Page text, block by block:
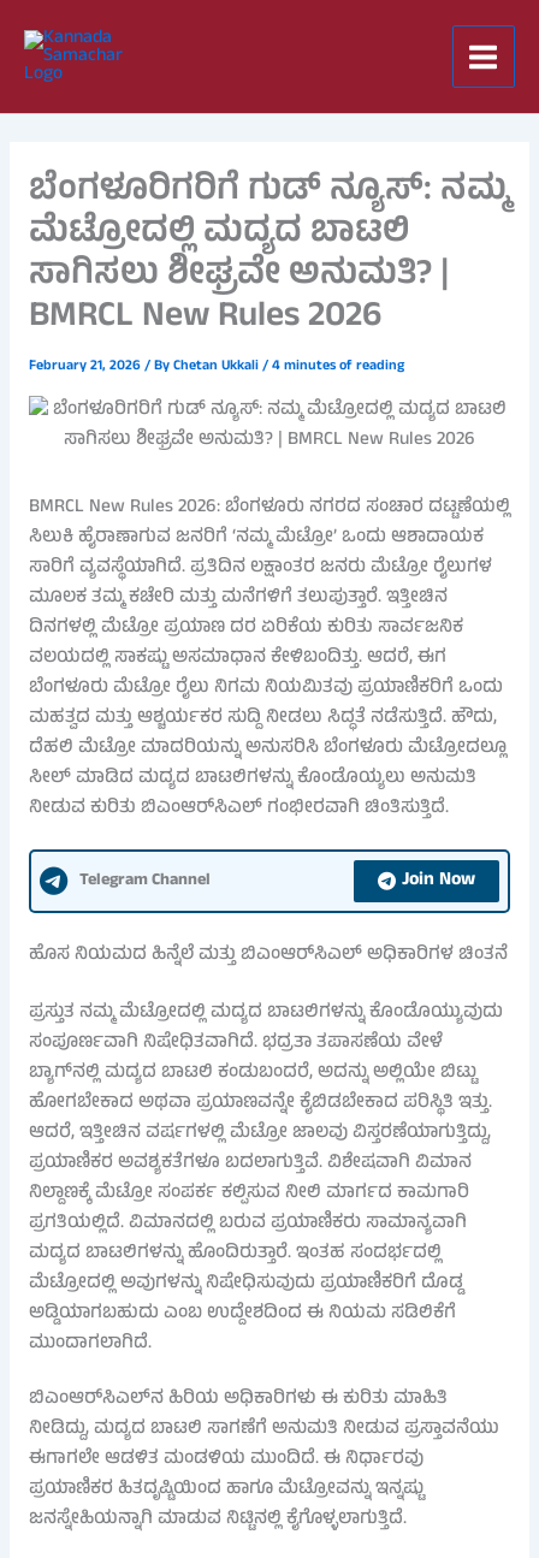
content
ಬೆಂಗಳೂರಿಗರಿಗೆ ಗುಡ್ ನ್ಯೂಸ್: ನಮ್ಮ
ಮೆಟ್ರೋದಲ್ಲಿ ಮದ್ಯದ ಬಾಟಲಿ
ಸಾಗಿಸಲು ಶೀಘ್ರವೇ ಅನುಮತಿ? |
BMRCL New Rules 2026
February 21, 2026/ ByChetan Ukkali/4 minutes of reading
BMRCL New Rules 2026: ಬೆಂಗಳೂರು ನಗರದ ಸಂಚಾರ ದಟ್ಟಣೆಯಲ್ಲಿ
ಸಿಲುಕಿ ಹೈರಾಣಾಗುವ ಜನರಿಗೆ ‘ನಮ್ಮ ಮೆಟ್ರೋ’ ಒಂದು ಆಶಾದಾಯಕ
ಸಾರಿಗೆ ವ್ಯವಸ್ಥೆಯಾಗಿದೆ. ಪ್ರತಿದಿನ ಲಕ್ಷಾಂತರ ಜನರು ಮೆಟ್ರೋ ರೈಲುಗಳ
ಮೂಲಕ ತಮ್ಮ ಕಚೇರಿ ಮತ್ತು ಮನೆಗಳಿಗೆ ತಲುಪುತ್ತಾರೆ. ಇತ್ತೀಚಿನ
ದಿನಗಳಲ್ಲಿ ಮೆಟ್ರೋ ಪ್ರಯಾಣ ದರ ಏರಿಕೆಯ ಕುರಿತು ಸಾರ್ವಜನಿಕ
ವಲಯದಲ್ಲಿ ಸಾಕಷ್ಟು ಅಸಮಾಧಾನ ಕೇಳಿಬಂದಿತ್ತು. ಆದರೆ, ಈಗ
ಬೆಂಗಳೂರು ಮೆಟ್ರೋ ರೈಲು ನಿಗಮ ನಿಯಮಿತವು ಪ್ರಯಾಣಿಕರಿಗೆ ಒಂದು
ಮಹತ್ವದ ಮತ್ತು ಆಶ್ಚರ್ಯಕರ ಸುದ್ದಿ ನೀಡಲು ಸಿದ್ಧತೆ ನಡೆಸುತ್ತಿದೆ. ಹೌದು,
ದೆಹಲಿ ಮೆಟ್ರೋ ಮಾದರಿಯನ್ನು ಅನುಸರಿಸಿ ಬೆಂಗಳೂರು ಮೆಟ್ರೋದಲ್ಲೂ
ಸೀಲ್ ಮಾಡಿದ ಮದ್ಯದ ಬಾಟಲಿಗಳನ್ನು ಕೊಂಡೊಯ್ಯಲು ಅನುಮತಿ
ನೀಡುವ ಕುರಿತು ಬಿಎಂಆರ್‌ಸಿಎಲ್ ಗಂಭೀರವಾಗಿ ಚಿಂತಿಸುತ್ತಿದೆ.
Telegram Channel Join Now
ಹೊಸ ನಿಯಮದ ಹಿನ್ನೆಲೆ ಮತ್ತು ಬಿಎಂಆರ್‌ಸಿಎಲ್ ಅಧಿಕಾರಿಗಳ ಚಿಂತನೆ
ಪ್ರಸ್ತುತ ನಮ್ಮ ಮೆಟ್ರೋದಲ್ಲಿ ಮದ್ಯದ ಬಾಟಲಿಗಳನ್ನು ಕೊಂಡೊಯ್ಯುವುದು
ಸಂಪೂರ್ಣವಾಗಿ ನಿಷೇಧಿತವಾಗಿದೆ. ಭದ್ರತಾ ತಪಾಸಣೆಯ ವೇಳೆ
ಬ್ಯಾಗ್‌ನಲ್ಲಿ ಮದ್ಯದ ಬಾಟಲಿ ಕಂಡುಬಂದರೆ, ಅದನ್ನು ಅಲ್ಲಿಯೇ ಬಿಟ್ಟು
ಹೋಗಬೇಕಾದ ಅಥವಾ ಪ್ರಯಾಣವನ್ನೇ ಕೈಬಿಡಬೇಕಾದ ಪರಿಸ್ಥಿತಿ ಇತ್ತು.
ಆದರೆ, ಇತ್ತೀಚಿನ ವರ್ಷಗಳಲ್ಲಿ ಮೆಟ್ರೋ ಜಾಲವು ವಿಸ್ತರಣೆಯಾಗುತ್ತಿದ್ದು,
ಪ್ರಯಾಣಿಕರ ಅವಶ್ಯಕತೆಗಳೂ ಬದಲಾಗುತ್ತಿವೆ. ವಿಶೇಷವಾಗಿ ವಿಮಾನ
ನಿಲ್ದಾಣಕ್ಕೆ ಮೆಟ್ರೋ ಸಂಪರ್ಕ ಕಲ್ಪಿಸುವ ನೀಲಿ ಮಾರ್ಗದ ಕಾಮಗಾರಿ
ಪ್ರಗತಿಯಲ್ಲಿದೆ. ವಿಮಾನದಲ್ಲಿ ಬರುವ ಪ್ರಯಾಣಿಕರು ಸಾಮಾನ್ಯವಾಗಿ
ಮದ್ಯದ ಬಾಟಲಿಗಳನ್ನು ಹೊಂದಿರುತ್ತಾರೆ. ಇಂತಹ ಸಂದರ್ಭದಲ್ಲಿ
ಮೆಟ್ರೋದಲ್ಲಿ ಅವುಗಳನ್ನು ನಿಷೇಧಿಸುವುದು ಪ್ರಯಾಣಿಕರಿಗೆ ದೊಡ್ಡ
ಅಡ್ಡಿಯಾಗಬಹುದು ಎಂಬ ಉದ್ದೇಶದಿಂದ ಈ ನಿಯಮ ಸಡಿಲಿಕೆಗೆ
ಮುಂದಾಗಲಾಗಿದೆ.
ಬಿಎಂಆರ್‌ಸಿಎಲ್‌ನ ಹಿರಿಯ ಅಧಿಕಾರಿಗಳು ಈ ಕುರಿತು ಮಾಹಿತಿ
ನೀಡಿದ್ದು, ಮದ್ಯದ ಬಾಟಲಿ ಸಾಗಣೆಗೆ ಅನುಮತಿ ನೀಡುವ ಪ್ರಸ್ತಾವನೆಯು
ಈಗಾಗಲೇ ಆಡಳಿತ ಮಂಡಳಿಯ ಮುಂದಿದೆ. ಈ ನಿರ್ಧಾರವು
ಪ್ರಯಾಣಿಕರ ಹಿತದೃಷ್ಟಿಯಿಂದ ಹಾಗೂ ಮೆಟ್ರೋವನ್ನು ಇನ್ನಷ್ಟು
ಜನಸ್ನೇಹಿಯನ್ನಾಗಿ ಮಾಡುವ ನಿಟ್ಟಿನಲ್ಲಿ ಕೈಗೊಳ್ಳಲಾಗುತ್ತಿದೆ.